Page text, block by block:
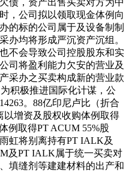
，公司拟以领取现金体例向
的标的公司属于及设备制制
办均将形成严沉资产沉组。
不会导致公司控股股东和实
司将盈利能力欠安的营业及
采办之买卖构成新的营业款
积极推进国际化计谋，公
。88亿印尼卢比（折合
以增资及股权收购体例取得
例取得PT ACUM 55%股
虹将别离持有PT IALK及
及PT IALK属于统一买卖对
填缝剂等建建材料的出产和